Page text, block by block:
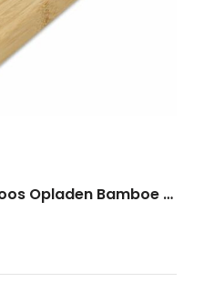
Powerbank met Draadloos Opladen Bamboe 8000 mAh